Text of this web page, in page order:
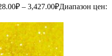
₽ – 3,427.00₽Диапазон цен: